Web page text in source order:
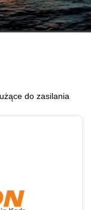
do zasilania